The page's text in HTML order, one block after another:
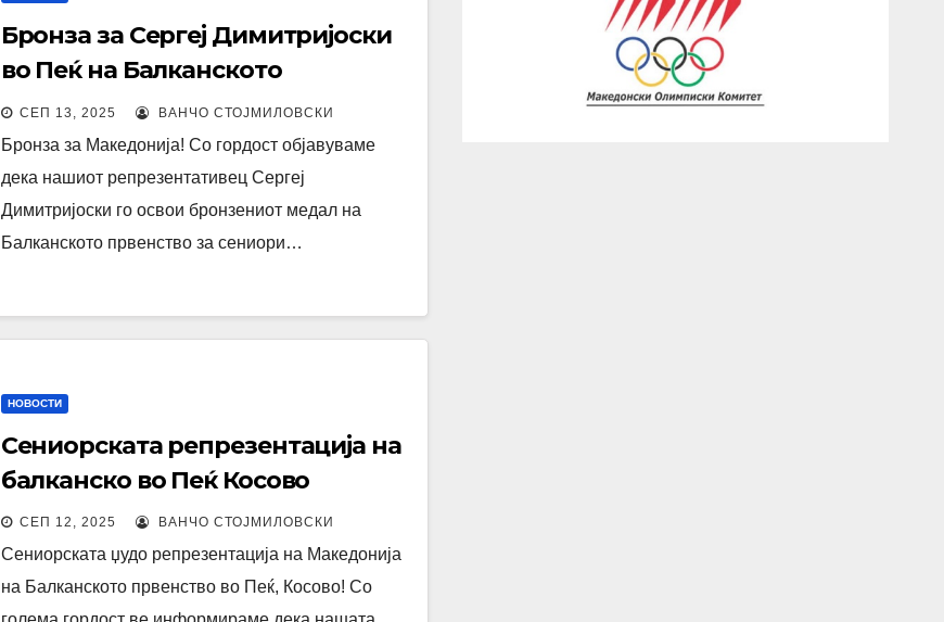
Бронза за Сергеј Димитријоски
во Пеќ на Балканското
првенство за сениори
СЕП 13, 2025 ВАНЧО СТОЈМИЛОВСКИ
Бронза за Македонија! Со гордост објавуваме
дека нашиот репрезентативец Сергеј
Димитријоски го освои бронзениот медал на
Балканското првенство за сениори…
НОВОСТИ
Сениорската репрезентација на
балканско во Пеќ Косово
СЕП 12, 2025 ВАНЧО СТОЈМИЛОВСКИ
Сениорската џудо репрезентација на Македонија
на Балканското првенство во Пеќ, Косово! Со